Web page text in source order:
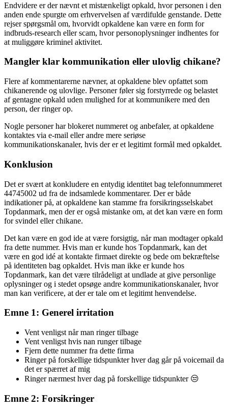
Endvidere er der nævnt et mistænkeligt opkald, hvor personen i den
anden ende spurgte om erhvervelsen af værdifulde genstande. Dette
rejser spørgsmål om, hvorvidt opkaldene kan være en form for
indbruds-research eller scam, hvor personoplysninger indhentes for
at muliggøre kriminel aktivitet.
Mangler klar kommunikation eller ulovlig chikane?
Flere af kommentarerne nævner, at opkaldene blev opfattet som
chikanerende og ulovlige. Personer føler sig forstyrrede og belastet
af gentagne opkald uden mulighed for at kommunikere med den
person, der ringer op.
Nogle personer har blokeret nummeret og anbefaler, at opkaldene
kontaktes via e-mail eller andre mere seriøse
kommunikationskanaler, hvis der er et legitimt formål med opkaldet.
Konklusion
Det er svært at konkludere en entydig identitet bag telefonnummeret
44745002 ud fra de indsamlede kommentarer. Der er både
indikationer på, at opkaldene kan stamme fra forsikringsselskabet
Topdanmark, men der er også mistanke om, at det kan være en form
for svindel eller chikane.
Det kan være en god ide at være forsigtig, når man modtager opkald
fra dette nummer. Hvis man er kunde hos Topdanmark, kan det
være en god idé at kontakte firmaet direkte og bede om bekræftelse
på identiteten bag opkaldet. Hvis man ikke er kunde hos
Topdanmark, kan det være tilrådeligt at undlade at give personlige
oplysninger og i stedet opsøge andre kommunikationskanaler, hvor
man kan verificere, at der er tale om et legitimt henvendelse.
Emne 1: Generel irritation
Vent venligst når man ringer tilbage
Vent venligst hvis nan runger tilbage
Fjern dette nummer fra dette firma
Ringer på forskellige tidspunkter hver dag går på voicemail da
det er spærret af mig
Ringer nærmest hver dag på forskellige tidspunkter 😒
Emne 2: Forsikringer